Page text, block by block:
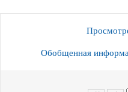
Обобщенная